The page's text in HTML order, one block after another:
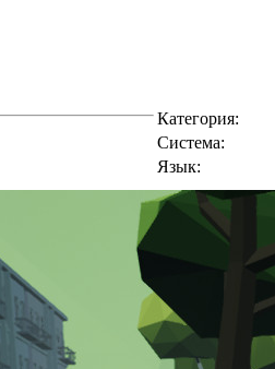
Категория:
Cистема:
Язык: